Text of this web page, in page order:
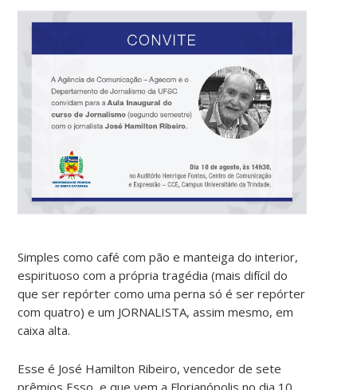
Simples como café com pão e manteiga do interior,
espirituoso com a própria tragédia (mais difícil do
que ser repórter como uma perna só é ser repórter
com quatro) e um JORNALISTA, assim mesmo, em
caixa alta.
Esse é José Hamilton Ribeiro, vencedor de sete
prêmios Esso, e que vem a Florianópolis no dia 10